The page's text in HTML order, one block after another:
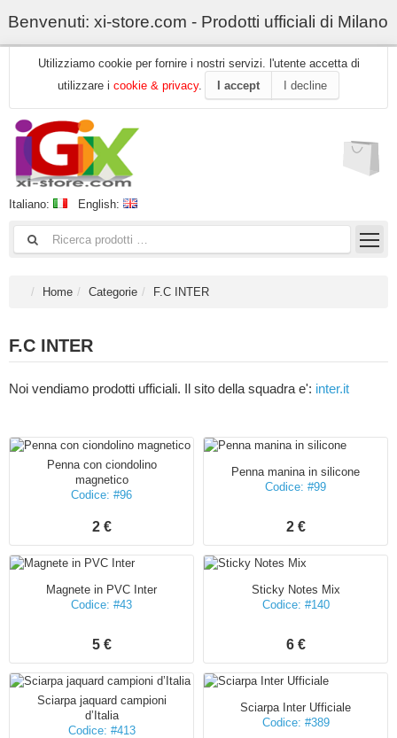
Benvenuti: xi-store.com - Prodotti ufficiali di Milano
Utilizziamo cookie per fornire i nostri servizi. l'utente accetta di
utilizzare i cookie & privacy. I accept I decline
Italiano: English:
Home Categorie F.C INTER
F.C INTER
Noi vendiamo prodotti ufficiali. Il sito della squadra e': inter.it
Penna con ciondolino
magnetico
Codice: #96
2 €
Penna manina in silicone
Codice: #99
2 €
Magnete in PVC Inter
Codice: #43
5 €
Sticky Notes Mix
Codice: #140
6 €
Sciarpa jaquard campioni
d’Italia
Codice: #413
Sciarpa Inter Ufficiale
Codice: #389